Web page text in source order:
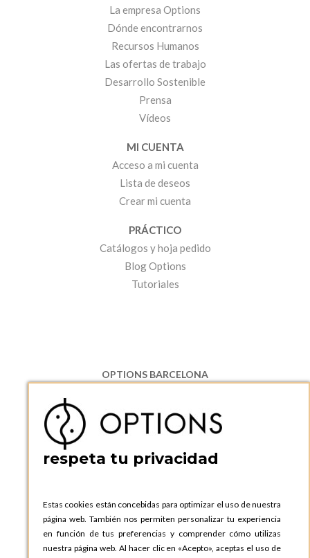
La empresa Options
Dónde encontrarnos
Recursos Humanos
Las ofertas de trabajo
Desarrollo Sostenible
Prensa
Vídeos
MI CUENTA
Acceso a mi cuenta
Lista de deseos
Crear mi cuenta
PRÁCTICO
Catálogos y hoja pedido
Blog Options
Tutoriales
OPTIONS BARCELONA
08130 Santa Perpetua de Moguda, Barcelona
ESPAñA
Teléfono:
+34 935 724 041
OPTIONS BARCELONA SHOWROOM
ESPAñA
Teléfono:+34 935 724 041
OPTIONS MADRID
respeta tu privacidad
Estas cookies están concebidas para optimizar el uso de nuestra
página web. También nos permiten personalizar tu experiencia
en función de tus preferencias y comprender cómo utilizas
nuestra página web. Al hacer clic en «Acepto», aceptas el uso de